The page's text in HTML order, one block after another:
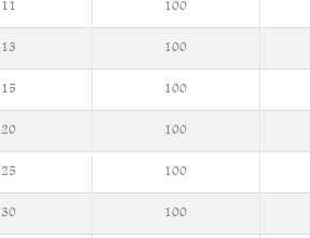
11 100
13 100
15 100
20 100
25 100
30 100